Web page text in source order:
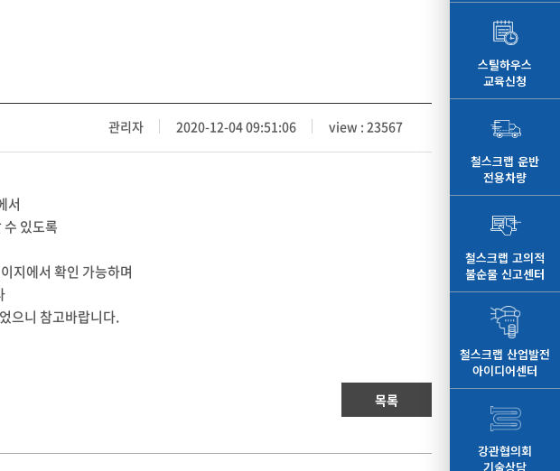
관리자 2020-12-04 09:51:06 view : 23567
서
있도록
지에서 확인 가능하며
으니 참고바랍니다.
목록
스틸하우스
교육신청
철스크랩 운반
전용차량
철스크랩 고의적
불순물 신고센터
철스크랩 산업발전
아이디어센터
강관협의회
기술상담